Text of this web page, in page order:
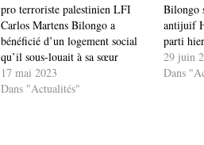
pro terroriste palestinien LFI
Carlos Martens Bilongo a
bénéficié d’un logement social
qu’il sous-louait à sa sœur
17 mai 2023
Dans "Actualités"
Bilongo
antijuif
parti
29 juin
Dans